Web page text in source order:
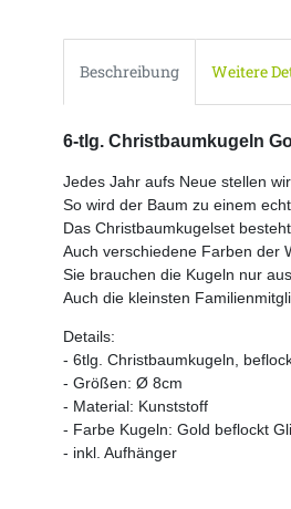
Beschreibung Weitere
6-tlg. Christbaumkugeln
Jedes Jahr aufs Neue stellen
So wird der Baum zu einem
Das Christbaumkugelset
Auch verschiedene Farben der
Sie brauchen die Kugeln nur
Auch die kleinsten
Details:
- 6tlg. Christbaumkugeln,
- Größen: Ø 8cm
- Material: Kunststoff
- Farbe Kugeln: Gold beflockt
- inkl. Aufhänger